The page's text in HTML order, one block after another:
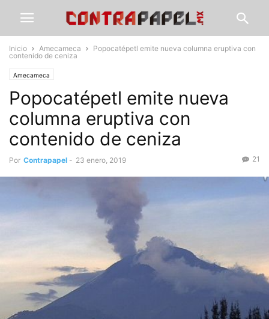
Inicio Amecameca
Popocatépetl emite nueva columna eruptiva con
contenido de ceniza
Amecameca
Popocatépetl emite nueva
columna eruptiva con
contenido de ceniza
Por Contrapapel - 23 enero, 2019 21